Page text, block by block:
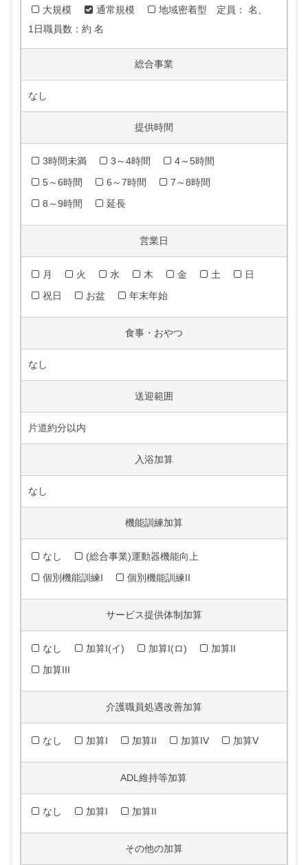
大規模 通常規模 地域密着型
定員： 名、
1日職員数：約 名
総合事業
なし
提供時間
3時間未満 3～4時間
4～5時間
5～6時間
6～7時間
7～8時間
8～9時間
延長
営業日
月 火 水 木 金 土
日
祝日
お盆 年末年始
食事・おやつ
なし
送迎範囲
片道約分以内
入浴加算
なし
機能訓練加算
なし
(総合事業)運動器機能向上
個別機能訓練I
個別機能訓練II
サービス提供体制加算
なし 加算I(イ) 加算I(ロ)
加算II
加算III
介護職員処遇改善加算
なし 加算I 加算II 加算IV 加算V
ADL維持等加算
なし 加算I 加算II
その他の加算